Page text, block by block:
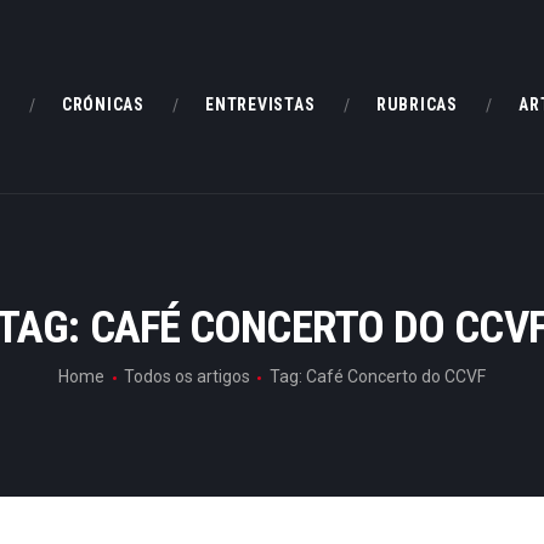
CRÓNICAS ENTREVISTAS RUBRICAS
CAFÉ CONCERTO DO
Home Todos os artigos Tag: Café Concerto do CCVF
CRÓNICAS
ARTIGOS